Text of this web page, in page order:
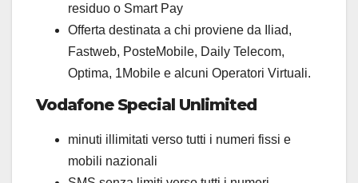
residuo o Smart Pay
Offerta destinata a chi proviene da Iliad,
Fastweb, PosteMobile, Daily Telecom,
Optima, 1Mobile e alcuni Operatori Virtuali.
Vodafone Special Unlimited
minuti illimitati verso tutti i numeri fissi e
mobili nazionali